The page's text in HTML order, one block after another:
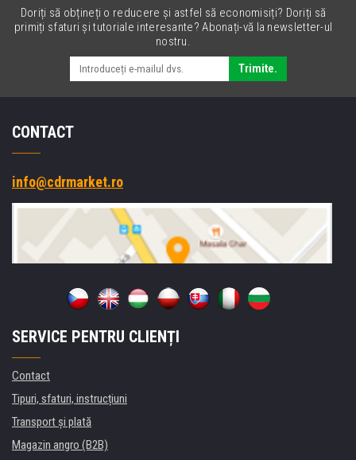
Doriți să obțineți o reducere și astfel să economisiți? Doriți să
primiți sfaturi și tutoriale interesante? Abonați-vă la newsletter-ul
nostru.
Trimite.
CONTACT
info@cdrmarket.ro
SERVICE PENTRU CLIENȚI
Contact
Tipuri, sfaturi, instrucțiuni
Transport şi plată
Magazin angro (B2B)